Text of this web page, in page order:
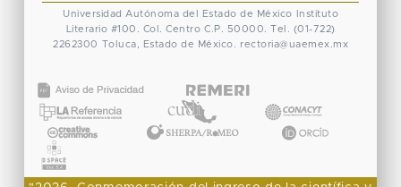
Universidad Autónoma del Estado de México
Instituto
Literario #100. Col. Centro C.P. 50000. Tel. (01-722)
2262300 Toluca, Estado de México. rectoria@uaemex.mx